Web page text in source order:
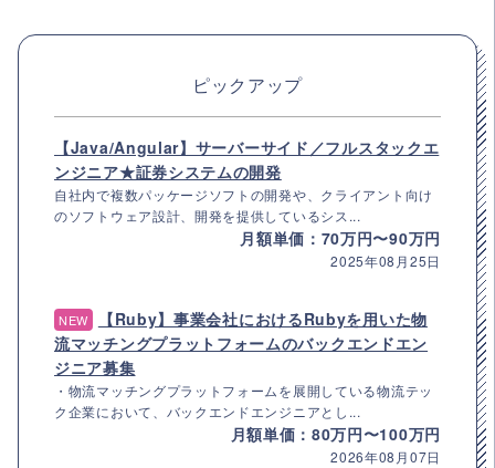
ピックアップ
【Java/Angular】サーバーサイド／フルスタックエ
ンジニア★証券システムの開発
自社内で複数パッケージソフトの開発や、クライアント向け
のソフトウェア設計、開発を提供しているシス...
月額単価：70万円〜90万円
2025年08月25日
NEW
【Ruby】事業会社におけるRubyを用いた物
流マッチングプラットフォームのバックエンドエン
ジニア募集
・物流マッチングプラットフォームを展開している物流テッ
ク企業において、バックエンドエンジニアとし...
月額単価：80万円〜100万円
2026年08月07日